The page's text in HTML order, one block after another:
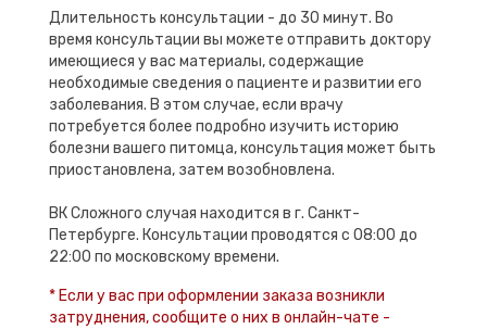
Длительность консультации - до 30 минут. Во
время консультации вы можете отправить доктору
имеющиеся у вас материалы, содержащие
необходимые сведения о пациенте и развитии его
заболевания. В этом случае, если врачу
потребуется более подробно изучить историю
болезни вашего питомца, консультация может быть
приостановлена, затем возобновлена.
ВК Сложного случая находится в г. Санкт-
Петербурге. Консультации проводятся с 08:00 до
22:00 по московскому времени.
* Если у вас при оформлении заказа возникли
затруднения, сообщите о них в онлайн-чате -